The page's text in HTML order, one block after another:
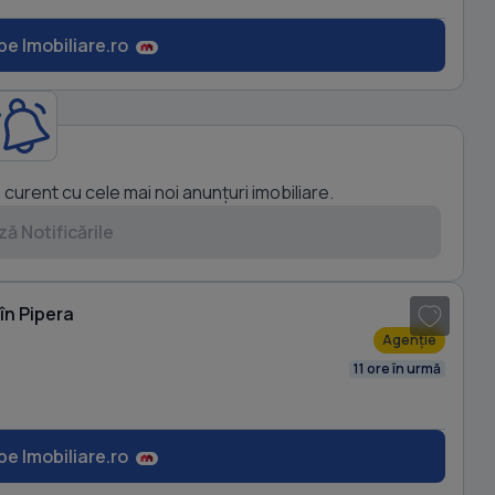
Imobiliare.ro
cu cele mai noi anunțuri imobiliare.
Notificările
Pipera
Agenție
11 ore în urmă
Imobiliare.ro